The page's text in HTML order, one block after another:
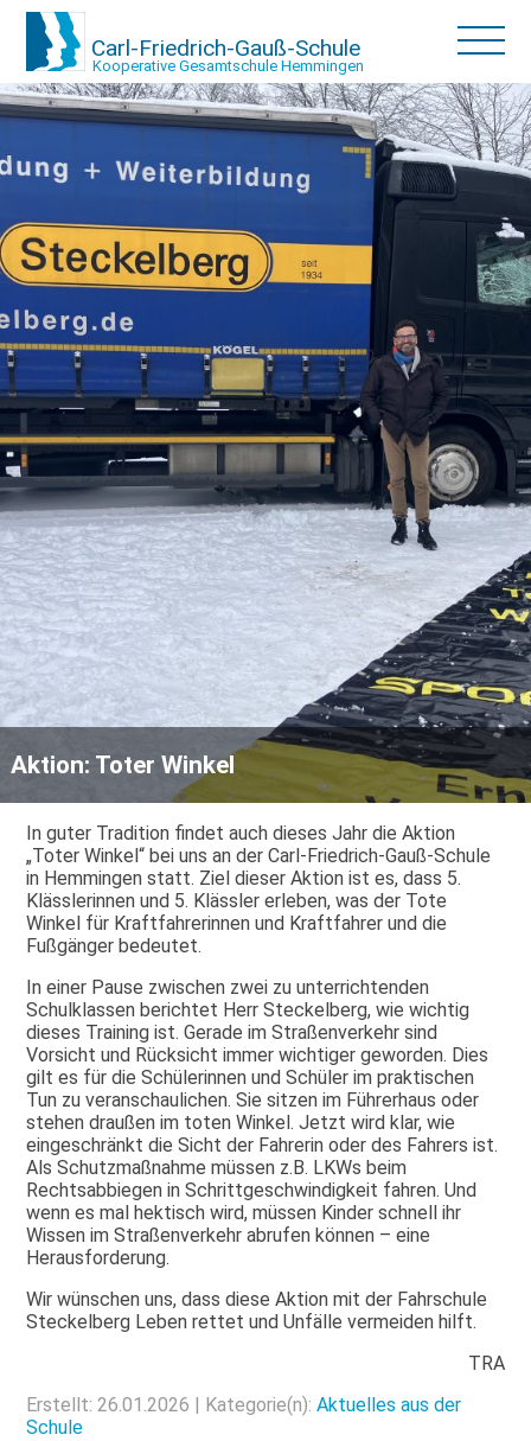
Carl-Friedrich-Gauß-Schule
Kooperative Gesamtschule Hemmingen
Aktion: Toter Winkel
In guter Tradition findet auch dieses Jahr die Aktion
„Toter Winkel“ bei uns an der Carl-Friedrich-Gauß-Schule
in Hemmingen statt. Ziel dieser Aktion ist es, dass 5.
Klässlerinnen und 5. Klässler erleben, was der Tote
Winkel für Kraftfahrerinnen und Kraftfahrer und die
Fußgänger bedeutet.
In einer Pause zwischen zwei zu unterrichtenden
Schulklassen berichtet Herr Steckelberg, wie wichtig
dieses Training ist. Gerade im Straßenverkehr sind
Vorsicht und Rücksicht immer wichtiger geworden. Dies
gilt es für die Schülerinnen und Schüler im praktischen
Tun zu veranschaulichen. Sie sitzen im Führerhaus oder
stehen draußen im toten Winkel. Jetzt wird klar, wie
eingeschränkt die Sicht der Fahrerin oder des Fahrers ist.
Als Schutzmaßnahme müssen z.B. LKWs beim
Rechtsabbiegen in Schrittgeschwindigkeit fahren. Und
wenn es mal hektisch wird, müssen Kinder schnell ihr
Wissen im Straßenverkehr abrufen können – eine
Herausforderung.
Wir wünschen uns, dass diese Aktion mit der Fahrschule
Steckelberg Leben rettet und Unfälle vermeiden hilft.
TRA
Erstellt: 26.01.2026 | Kategorie(n):Aktuelles aus der
Schule